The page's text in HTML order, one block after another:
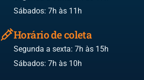
Sábados: 7h às 11h
Horário de coleta
Segunda a sexta: 7h às 15h
Sábados: 7h às 10h